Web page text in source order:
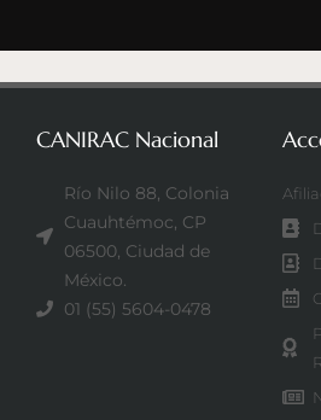
CANIRAC Nacional
Río Nilo 88, Colonia
Cuauhtémoc, CP
06500, Ciudad de
México.
01 (55) 5604-0478